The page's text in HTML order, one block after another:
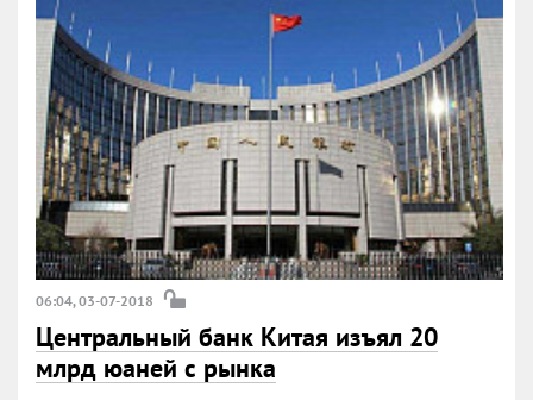
06:04, 03-07-2018
Центральный банк Китая изъял 20
млрд юаней с рынка